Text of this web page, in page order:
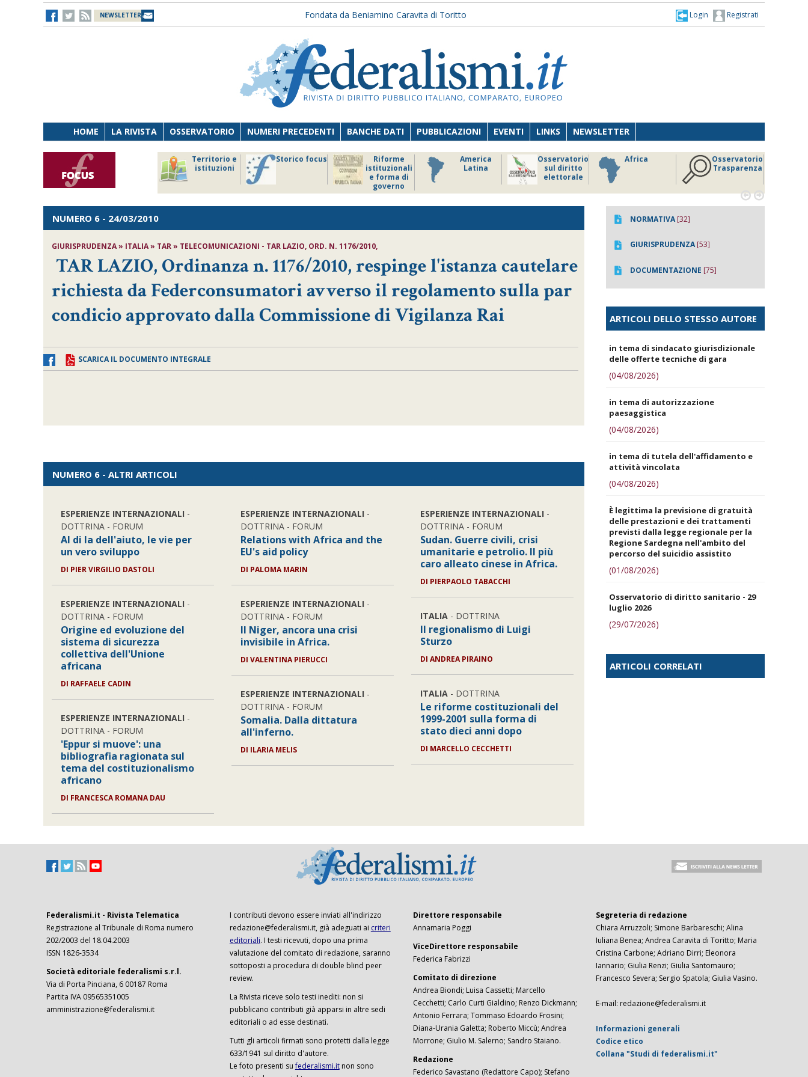
NEWSLETTER Fondata da Beniamino Caravita di Toritto Registrati
Login
HOME LA RIVISTA OSSERVATORIO NUMERI PRECEDENTI BANCHE DATI PUBBLICAZIONI EVENTI LINKS NEWSLETTER
Territorio e
istituzioni
Storico focus
Riforme
istituzionali
e forma di
governo
America
Latina
Osservatorio
sul diritto
elettorale
Africa
Osservatorio
Trasparenza
 
NUMERO 6 - 24/03/2010
GIURISPRUDENZA » ITALIA » TAR » TELECOMUNICAZIONI - TAR LAZIO, ORD. N. 1176/2010,
TAR LAZIO, Ordinanza n. 1176/2010, respinge l'istanza cautelare
richiesta da Federconsumatori avverso il regolamento sulla par
condicio approvato dalla Commissione di Vigilanza Rai
SCARICA IL DOCUMENTO INTEGRALE
NUMERO 6 - ALTRI ARTICOLI
ESPERIENZE INTERNAZIONALI -
DOTTRINA - FORUM
Al di la dell'aiuto, le vie per
un vero sviluppo
DI PIER VIRGILIO DASTOLI
ESPERIENZE INTERNAZIONALI -
DOTTRINA - FORUM
Origine ed evoluzione del
sistema di sicurezza
collettiva dell'Unione
africana
DI RAFFAELE CADIN
ESPERIENZE INTERNAZIONALI -
DOTTRINA - FORUM
'Eppur si muove': una
bibliografia ragionata sul
tema del costituzionalismo
africano
DI FRANCESCA ROMANA DAU
ESPERIENZE INTERNAZIONALI -
DOTTRINA - FORUM
Relations with Africa and the
EU's aid policy
DI PALOMA MARIN
ESPERIENZE INTERNAZIONALI -
DOTTRINA - FORUM
Il Niger, ancora una crisi
invisibile in Africa.
DI VALENTINA PIERUCCI
ESPERIENZE INTERNAZIONALI -
DOTTRINA - FORUM
Somalia. Dalla dittatura
all'inferno.
DI ILARIA MELIS
ESPERIENZE INTERNAZIONALI -
DOTTRINA - FORUM
Sudan. Guerre civili, crisi
umanitarie e petrolio. Il più
caro alleato cinese in Africa.
DI PIERPAOLO TABACCHI
ITALIA- DOTTRINA
Il regionalismo di Luigi
Sturzo
DI ANDREA PIRAINO
ITALIA- DOTTRINA
Le riforme costituzionali del
1999-2001 sulla forma di
stato dieci anni dopo
DI MARCELLO CECCHETTI
NORMATIVA[32]
GIURISPRUDENZA[53]
DOCUMENTAZIONE [75]
ARTICOLI DELLO STESSO AUTORE
in tema di sindacato giurisdizionale
delle offerte tecniche di gara
(04/08/2026)
in tema di autorizzazione
paesaggistica
(04/08/2026)
in tema di tutela dell'affidamento e
attività vincolata
(04/08/2026)
È legittima la previsione di gratuità
delle prestazioni e dei trattamenti
previsti dalla legge regionale per la
Regione Sardegna nell'ambito del
percorso del suicidio assistito
(01/08/2026)
Osservatorio di diritto sanitario - 29
luglio 2026
(29/07/2026)
ARTICOLI CORRELATI
Federalismi.it - Rivista Telematica
Registrazione al Tribunale di Roma numero
202/2003 del 18.04.2003
ISSN 1826-3534
Società editoriale federalismi s.r.l.
Via di Porta Pinciana, 6 00187 Roma
Partita IVA 09565351005
amministrazione@federalismi.it
I contributi devono essere inviati all'indirizzo
redazione@federalismi.it, già adeguati ai criteri
editoriali. I testi ricevuti, dopo una prima
valutazione del comitato di redazione, saranno
sottoposti a procedura di double blind peer
review.
La Rivista riceve solo testi inediti: non si
pubblicano contributi già apparsi in altre sedi
editoriali o ad esse destinati.
Tutti gli articoli firmati sono protetti dalla legge
633/1941 sul diritto d'autore.
Le foto presenti sufederalismi.itnon sono
Direttore responsabile
Annamaria Poggi
ViceDirettore responsabile
Federica Fabrizzi
Comitato di direzione
Andrea Biondi; Luisa Cassetti; Marcello
Cecchetti; Carlo Curti Gialdino; Renzo Dickmann;
Antonio Ferrara; Tommaso Edoardo Frosini;
Diana-Urania Galetta; Roberto Miccù; Andrea
Morrone; Giulio M. Salerno; Sandro Staiano.
Redazione
Federico Savastano (Redattore Capo); Stefano
Segreteria di redazione
Chiara Arruzzoli; Simone Barbareschi; Alina
Iuliana Benea; Andrea Caravita di Toritto; Maria
Cristina Carbone; Adriano Dirri; Eleonora
Iannario; Giulia Renzi; Giulia Santomauro;
Francesco Severa; Sergio Spatola; Giulia Vasino.
E-mail: redazione@federalismi.it
Informazioni generali
Codice etico
Collana "Studi di federalismi.it"